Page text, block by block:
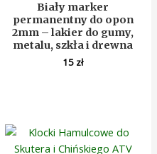
Biały marker
permanentny do opon
2mm – lakier do gumy,
metalu, szkła i drewna
15 zł